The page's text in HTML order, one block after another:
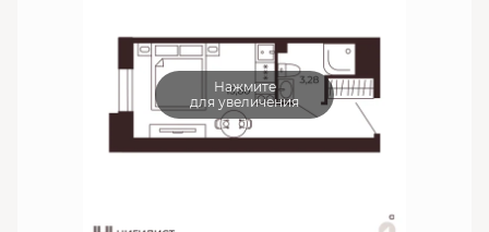
Нажмите
для увеличения